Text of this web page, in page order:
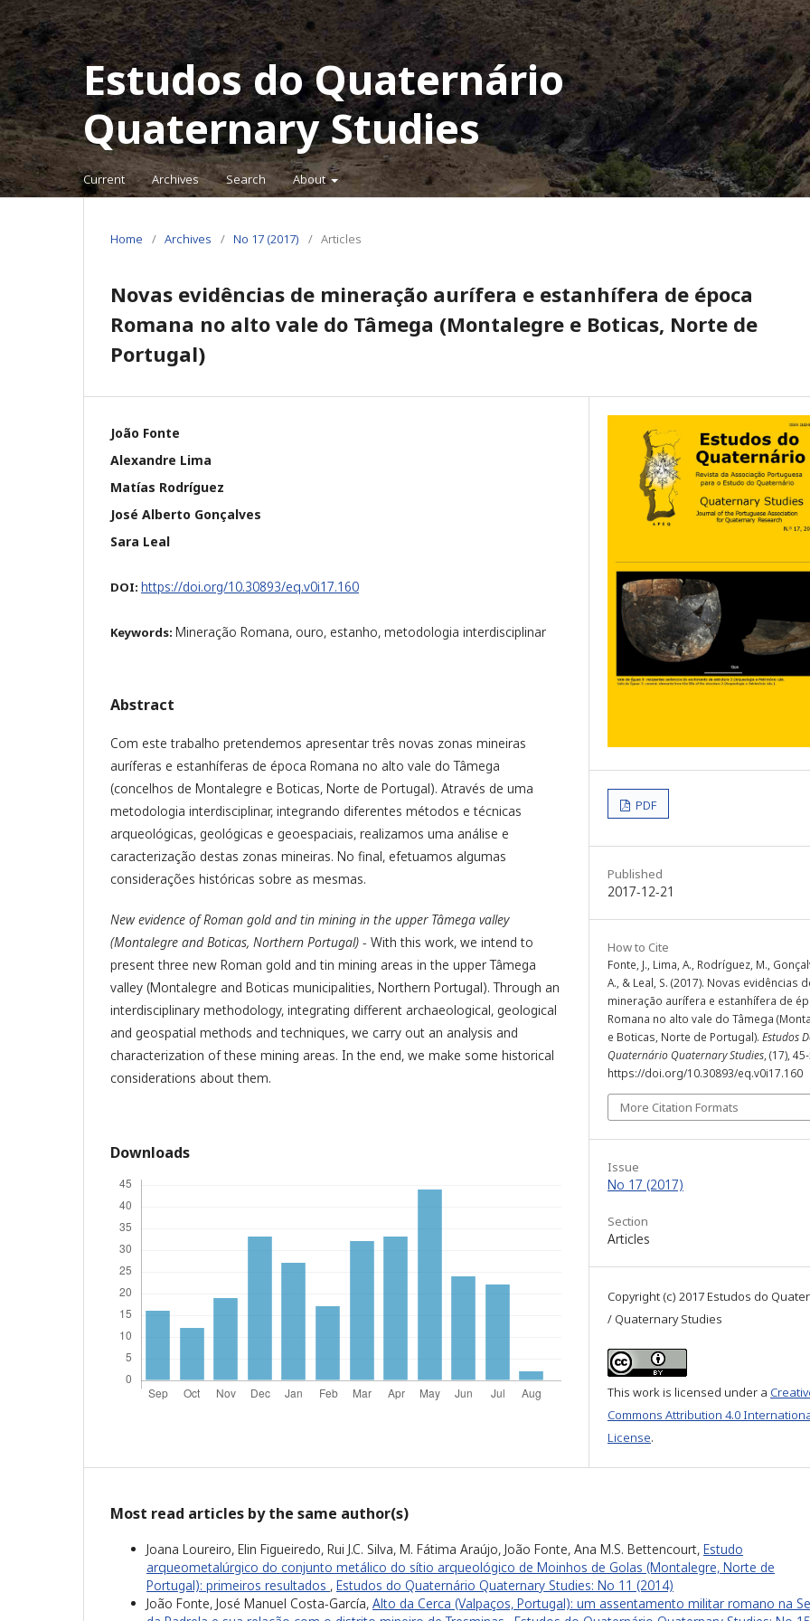
Estudos do Quaternário
Quaternary Studies
Current Archives Search About
Home / Archives / No 17 (2017) / Articles
Novas evidências de mineração aurífera e estanhífera de época
Romana no alto vale do Tâmega (Montalegre e Boticas, Norte de
Portugal)
João Fonte
Alexandre Lima
Matías Rodríguez
José Alberto Gonçalves
Sara Leal
DOI: https://doi.org/10.30893/eq.v0i17.160
Keywords: Mineração Romana, ouro, estanho, metodologia interdisciplinar
Abstract
Com este trabalho pretendemos apresentar três novas zonas mineiras
auríferas e estanhíferas de época Romana no alto vale do Tâmega
(concelhos de Montalegre e Boticas, Norte de Portugal). Através de uma
metodologia interdisciplinar, integrando diferentes métodos e técnicas
arqueológicas, geológicas e geoespaciais, realizamos uma análise e
caracterização destas zonas mineiras. No final, efetuamos algumas
considerações históricas sobre as mesmas.
New evidence of Roman gold and tin mining in the upper Tâmega valley
(Montalegre and Boticas, Northern Portugal) - With this work, we intend to
present three new Roman gold and tin mining areas in the upper Tâmega
valley (Montalegre and Boticas municipalities, Northern Portugal). Through an
interdisciplinary methodology, integrating different archaeological, geological
and geospatial methods and techniques, we carry out an analysis and
characterization of these mining areas. In the end, we make some historical
considerations about them.
Downloads
PDF
Published
2017-12-21
How to Cite
Fonte, J., Lima, A., Rodríguez, M.,
A., & Leal, S. (2017). Novas evidências
mineração aurífera e estanhífera de
Romana no alto vale do Tâmega
e Boticas, Norte de Portugal). Estudos
Quaternário Quaternary Studies, (17),
https://doi.org/10.30893/eq.v0i17.160
More Citation Formats
Issue
No 17 (2017)
Section
Articles
Copyright (c) 2017 Estudos do
/ Quaternary Studies
This work is licensed under a
Commons Attribution 4.0
License.
Most read articles by the same author(s)
Joana Loureiro, Elin Figueiredo, Rui J.C. Silva, M. Fátima Araújo, João Fonte, Ana M.S. Bettencourt, Estudo
arqueometalúrgico do conjunto metálico do sítio arqueológico de Moinhos de Golas (Montalegre, Norte de
Portugal): primeiros resultados , Estudos do Quaternário Quaternary Studies: No 11 (2014)
João Fonte, José Manuel Costa-García, Alto da Cerca (Valpaços, Portugal): um assentamento militar romano na